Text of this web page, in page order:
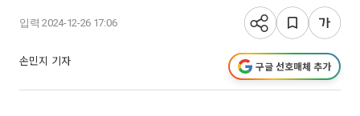
입력 2024-12-26 17:06
손민지 기자 구글 선호매체 추가